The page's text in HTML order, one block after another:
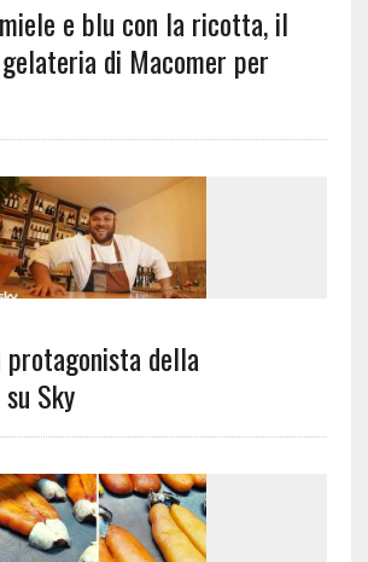
e blu con la ricotta, il
di Macomer per
protagonista della
Sky